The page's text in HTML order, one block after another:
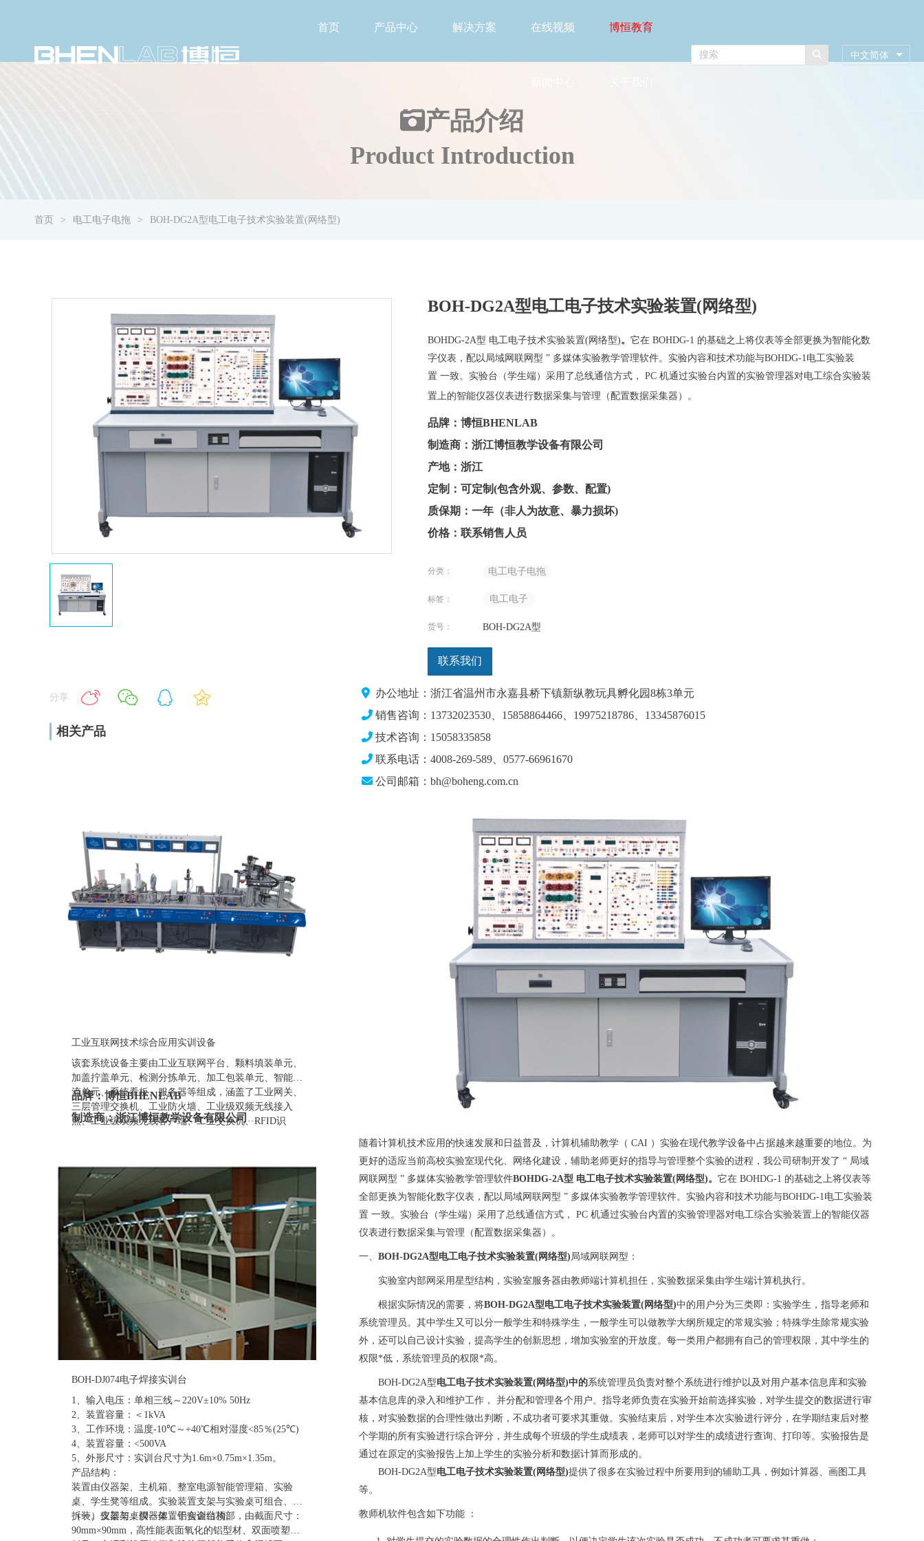
首页 产品中心 解决方案 在线视频 博恒教育
中文简体
产品介绍
Product Introduction
首页 电工电子电拖 BOH-DG2A型电工电子技术实验装置(网络型)
BOH-DG2A型电工电子技术实验装置(网络型)
BOHDG-2A型 电工电子技术实验装置(网络型)。 它在 BOHDG-1 的基础之上将仪表等全部更换为智能化数
字仪表，配以局域网联网型 ” 多媒体实验教学管理软件。实验内容和技术功能与BOHDG-1电工实验装
置 一致。实验台（学生端）采用了总线通信方式， PC 机通过实验台内置的实验管理器对电工综合实验装
置上的智能仪器仪表进行数据采集与管理（配置数据采集器）。
品牌：博恒BHENLAB
制造商：浙江博恒教学设备有限公司
产地：浙江
定制：可定制(包含外观、参数、配置)
质保期：一年（非人为故意、暴力损坏)
价格：联系销售人员
分类： 电工电子电拖
标签： 电工电子
货号： BOH-DG2A型
联系我们
分享
相关产品
工业互联网技术综合应用实训设备
该套系统设备主要由工业互联网平台、颗料填装单元、
加盖拧盖单元、检测分拣单元、加工包装单元、智能物
流单元、系统看板、服务器等组成，涵盖了工业网关、
三层管理交换机、工业防火墙、工业级双频无线接入
点、工业级双频无线客户端、工业交换机、RFID识
品牌：博恒BHENLAB
制造商：浙江博恒教学设备有限公司
质保期：一年（非人为故意、暴力损坏)
价格：联系销售人员
BOH-DJ074电子焊接实训台
1、输入电压：单相三线～220V±10% 50Hz
2、装置容量：＜1kVA
3、工作环境：温度-10℃～+40℃相对湿度<85％(25℃)
4、装置容量：<500VA
5、外形尺寸：实训台尺寸为1.6m×0.75m×1.35m。
产品结构：
装置由仪器架、主机箱、整室电源智能管理箱、实验
桌、学生凳等组成。实验装置支架与实验桌可组合、可
拆装。支架与桌脚一体，铝合金结构。
（一）仪器架：仪器架置于实训台顶部，由截面尺寸：
90mm×90mm，高性能表面氧化的铝型材、双面喷塑钢
办公地址：浙江省温州市永嘉县桥下镇新纵教玩具孵化园8栋3单元
销售咨询：13732023530、15858864466、19975218786、13345876015
技术咨询：15058335858
联系电话：4008-269-589、0577-66961670
公司邮箱：bh@boheng.com.cn
随着计算机技术应用的快速发展和日益普及，计算机辅助教学（ CAI ）实验在现代教学设备中占据越来越重要的地位。为
更好的适应当前高校实验室现代化、网络化建设，辅助老师更好的指导与管理整个实验的进程，我公司研制开发了 “ 局域
网联网型 ” 多媒体实验教学管理软件BOHDG-2A型 电工电子技术实验装置(网络型)。 它在 BOHDG-1 的基础之上将仪表等
全部更换为智能化数字仪表，配以局域网联网型 ” 多媒体实验教学管理软件。实验内容和技术功能与BOHDG-1电工实验装
置一致。实验台（学生端）采用了总线通信方式， PC 机通过实验台内置的实验管理器对电工综合实验装置上的智能仪器
仪表进行数据采集与管理（配置数据采集器）。
一、 BOH-DG2A型电工电子技术实验装置(网络型)局域网联网型：
实验室内部网采用星型结构，实验室服务器由教师端计算机担任，实验数据采集由学生端计算机执行。
根据实际情况的需要，将BOH-DG2A型电工电子技术实验装置(网络型)中的用户分为三类即：实验学生，指导老师和
系统管理员。其中学生又可以分一般学生和特殊学生，一般学生可以做教学大纲所规定的常规实验；特殊学生除常规实验
外，还可以自己设计实验，提高学生的创新思想，增加实验室的开放度。每一类用户都拥有自己的管理权限，其中学生的
权限*低，系统管理员的权限*高。
BOH-DG2A型电工电子技术实验装置(网络型)中的系统管理员负责对整个系统进行维护以及对用户基本信息库和实验
基本信息库的录入和维护工作， 并分配和管理各个用户。指导老师负责在实验开始前选择实验，对学生提交的数据进行审
核，对实验数据的合理性做出判断，不成功者可要求其重做。实验结束后，对学生本次实验进行评分，在学期结束后对整
个学期的所有实验进行综合评分，并生成每个班级的学生成绩表，老师可以对学生的成绩进行查询、打印等。实验报告是
通过在原定的实验报告上加上学生的实验分析和数据计算而形成的。
BOH-DG2A型电工电子技术实验装置(网络型)提供了很多在实验过程中所要用到的辅助工具，例如计算器、画图工具
等。
教师机软件包含如下功能 ：